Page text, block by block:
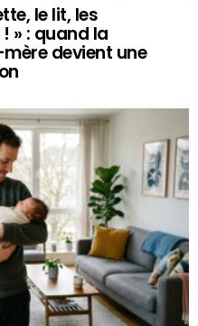
le lit, les
» : quand la
devient une